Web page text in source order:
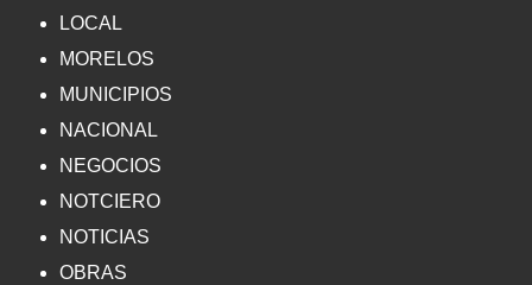
LOCAL
MORELOS
MUNICIPIOS
NACIONAL
NEGOCIOS
NOTCIERO
NOTICIAS
OBRAS